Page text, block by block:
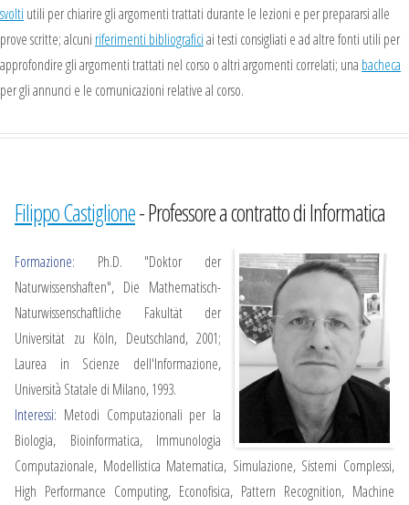
svolti utili per chiarire gli argomenti trattati durante le lezioni e per prepararsi alle
prove scritte; alcuni riferimenti bibliograficiai testi consigliati e ad altre fonti utili per
approfondire gli argomenti trattati nel corso o altri argomenti correlati; una bacheca
per gli annunci e le comunicazioni relative al corso.
Filippo Castiglione- Professore a contratto di Informatica
Formazione: Ph.D. "Doktor der
Naturwissenshaften", Die Mathematisch-
Naturwissenschaftliche Fakultät der
Universität zu Köln, Deutschland, 2001;
Laurea in Scienze dell'Informazione,
Università Statale di Milano, 1993.
Interessi: Metodi Computazionali per la
Biologia, Bioinformatica, Immunologia
Computazionale, Modellistica Matematica, Simulazione, Sistemi Complessi,
High Performance Computing, Econofisica, Pattern Recognition, Machine